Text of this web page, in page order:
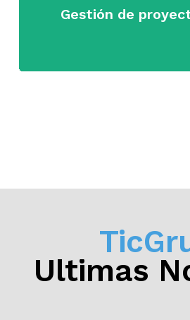
Gestión de
Últimas